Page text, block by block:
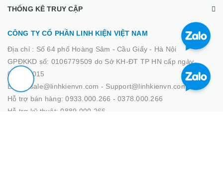
THỐNG KÊ TRUY CẬP
CÔNG TY CỔ PHẦN LINH KIỆN VIỆT NAM
Địa chỉ : Số 64 phố Hoàng Sâm - Cầu Giấy - Hà Nội
GPĐKKD số: 0106779509 do Sở KH-ĐT TP HN cấp ngày
02/03/2015
Email: sale@linhkienvn.com - Support@linhkienvn.com
Hỗ trợ bán hàng: 0933.000.266 - 0378.000.266
Hỗ trợ kỹ thuật: 0889.000.266